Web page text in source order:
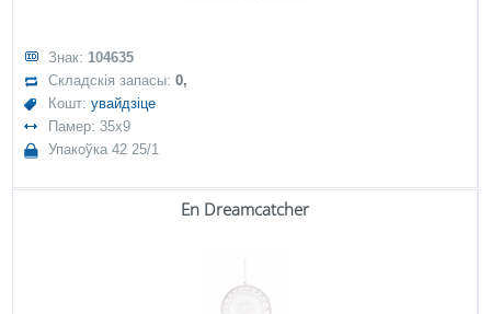
Знак: 104635
Складскія запасы:0,
Кошт:увайдзіце
Памер: 35x9
Упакоўка 42 25/1
En Dreamcatcher